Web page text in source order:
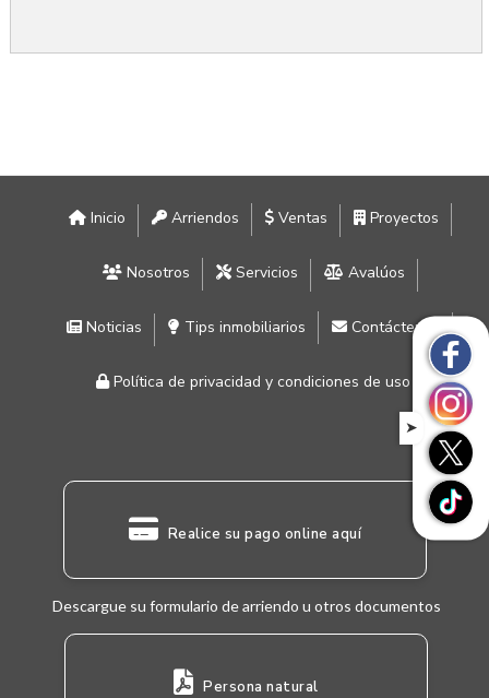
Inicio Arriendos Ventas Proyectos
Nosotros Servicios Avalúos
Noticias Tips inmobiliarios Contáctenos
Política de privacidad y condiciones de uso
Realice su pago online aquí
Descargue su formulario de arriendo u otros documentos
Persona natural
➤